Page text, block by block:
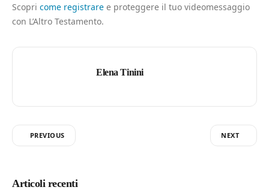
Scopri come registrare e proteggere il tuo videomessaggio
con L’Altro Testamento.
Elena Tinini
PREVIOUS NEXT
Articoli recenti